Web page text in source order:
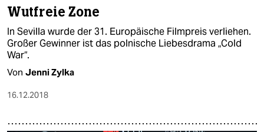
Wutfreie Zone
In Sevilla wurde der 31. Europäische Filmpreis verliehen.
Großer Gewinner ist das polnische Liebesdrama „Cold
War“.
Von Jenni Zylka
16.12.2018